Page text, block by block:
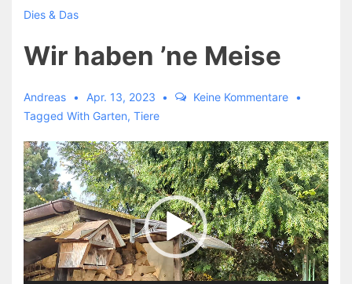
Dies & Das
Wir haben ’ne Meise
Andreas Apr. 13, 2023
Keine Kommentare
Tagged With Garten, Tiere
Video-
Player